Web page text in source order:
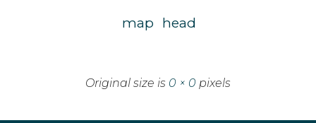
map head
Original size is 0 × 0 pixels